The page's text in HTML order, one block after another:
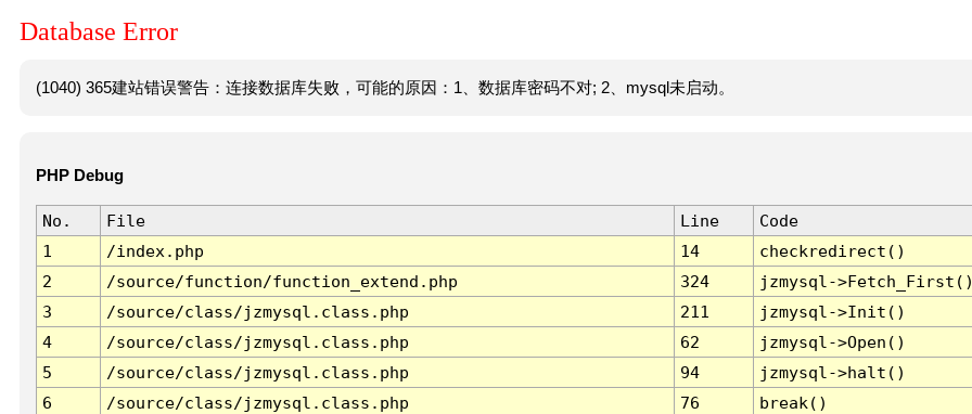
Database Error
(1040) 365建站错误警告：连接数据库失败，可能的原因：1、数据库密码不对; 2、mysql未启动。
PHP Debug
No. File Line
Code
1
/index.php 14
checkredirect()
2
/source/function/function_extend.php 324
jzmysql-
3
/source/class/jzmysql.class.php 211
jzmysql->Init()
4
/source/class/jzmysql.class.php 62
jzmysql->Open()
5
/source/class/jzmysql.class.php 94
jzmysql->halt()
6
/source/class/jzmysql.class.php 76 break()